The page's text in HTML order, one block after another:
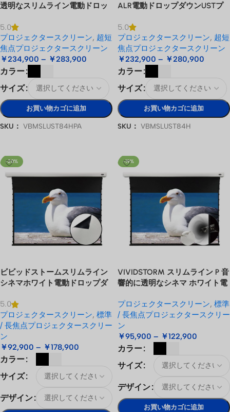
透明なスリムライン電動ドロッ
リーン天井マウント UST レーザ
ー プロジェクター用
5.0
プロジェクタースクリーン, 超短
焦点プロジェクタースクリーン
￥234,900 – ￥283,900
カラー
サイズ
お買い物カゴに追加
SKU： VBMSLUST84HPA
ALR電動ドロップダウンUSTプ
5.0
プロジェクタースクリーン, 超短
焦点プロジェクタースクリーン
￥232,900 – ￥280,900
カラー
サイズ
お買い物カゴに追加
SKU： VBMSLUST84H
-20%
ビビッドストームスリムライン
シネマホワイト電動ドロップダ
5.0
プロジェクタースクリーン, 標準
/ 長焦点プロジェクタースクリー
ン
￥92,900 – ￥178,900
カラー
サイズ
デザイン
-19%
VIVIDSTORM スリムライン P 音
響的に透明なシネマ ホワイト電
ー スクリーン
プロジェクタースクリーン, 標準
/ 長焦点プロジェクタースクリー
ン
￥95,900 – ￥122,900
カラー
サイズ
デザイン
お買い物カゴに追加